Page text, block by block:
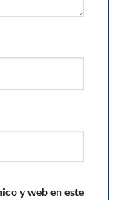
y web en este